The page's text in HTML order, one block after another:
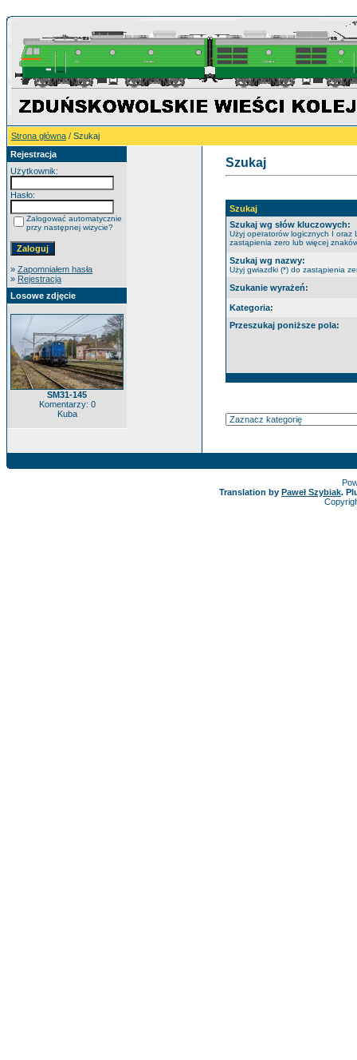
Strona główna / Szukaj
Rejestracja
Użytkownik:
Hasło:
Zalogować automatycznie
przy następnej wizycie?
» Zapomniałem hasła
» Rejestracja
Losowe zdjęcie
SM31-145
Komentarzy: 0
Kuba
Szukaj
Szukaj
Szukaj wg słów kluczowych:
Użyj operatorów logicznych I oraz
zastąpienia zero lub więcej
Szukaj wg nazwy:
Użyj gwiazdki (*) do zastąpienia
Szukanie wyrażeń:
Kategoria:
Przeszukaj poniższe pola:
Translation by Paweł Szybiak.